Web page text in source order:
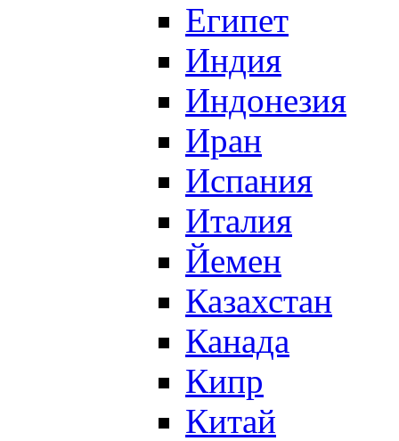
Египет
Индия
Индонезия
Иран
Испания
Италия
Йемен
Казахстан
Канада
Кипр
Китай